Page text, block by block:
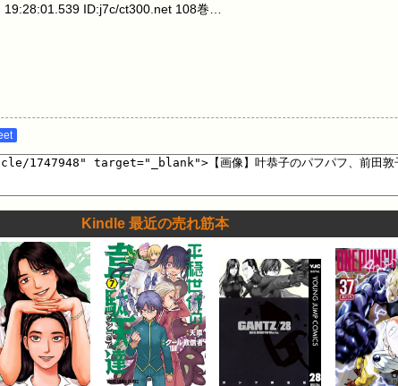
ID:j7c/ct300.net 108巻…
Kindle 最近の売れ筋本